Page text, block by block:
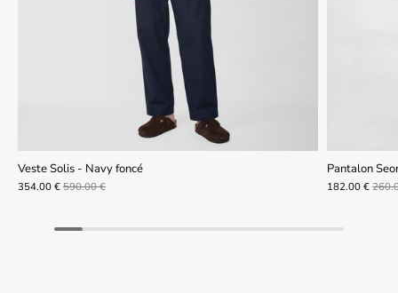
Veste Solis - Navy foncé
354.00 € 590.00 €
Pantalon
182.00 €